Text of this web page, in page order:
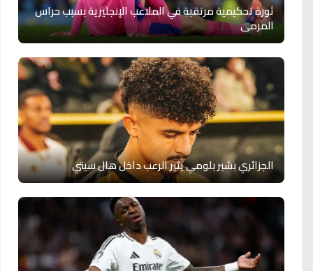
ثورة تحكيمية مرتقبة في الملاعب الإنجليزية بسبب حراس
المرمى
الجزائري بشير بلومي يثير الرعب داخل هال سيتي